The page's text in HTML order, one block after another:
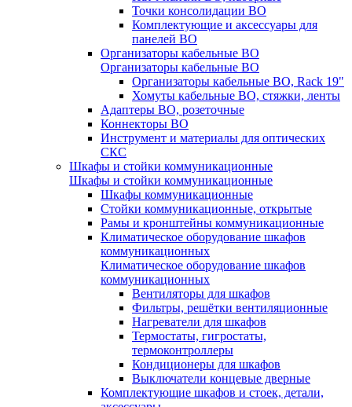
Точки консолидации ВО
Комплектующие и аксессуары для
панелей ВО
Организаторы кабельные ВО
Организаторы кабельные ВО
Организаторы кабельные ВО, Rack 19"
Хомуты кабельные ВО, стяжки, ленты
Адаптеры ВО, розеточные
Коннекторы ВО
Инструмент и материалы для оптических
СКС
Шкафы и стойки коммуникационные
Шкафы и стойки коммуникационные
Шкафы коммуникационные
Стойки коммуникационные, открытые
Рамы и кронштейны коммуникационные
Климатическое оборудование шкафов
коммуникационных
Климатическое оборудование шкафов
коммуникационных
Вентиляторы для шкафов
Фильтры, решётки вентиляционные
Нагреватели для шкафов
Термостаты, гигростаты,
термоконтроллеры
Кондиционеры для шкафов
Выключатели концевые дверные
Комплектующие шкафов и стоек, детали,